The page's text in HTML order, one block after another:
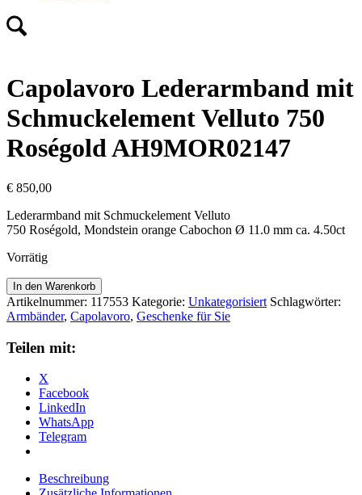
Capolavoro Lederarmband mit
Schmuckelement Velluto 750
Roségold AH9MOR02147
€ 850,00
Lederarmband mit Schmuckelement Velluto
750 Roségold, Mondstein orange Cabochon Ø 11.0 mm ca. 4.50ct
Vorrätig
Capolavoro
Lederarmband
mit
Schmuckelement
Velluto
750
Roségold
AH9MOR02147
Menge
In den Warenkorb
Artikelnummer: 117553 Kategorie: Unkategorisiert Schlagwörter:
Armbänder, Capolavoro, Geschenke für Sie
Teilen mit:
X
Facebook
LinkedIn
WhatsApp
Telegram
Beschreibung